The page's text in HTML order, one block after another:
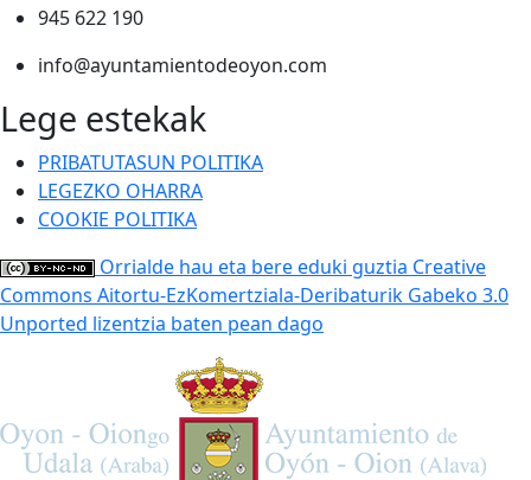
945 622 190
info@ayuntamientodeoyon.com
Lege estekak
PRIBATUTASUN POLITIKA
LEGEZKO OHARRA
COOKIE POLITIKA
Orrialde hau eta bere eduki guztia Creative
Commons Aitortu-EzKomertziala-Deribaturik Gabeko 3.0
Unported lizentzia baten pean dago